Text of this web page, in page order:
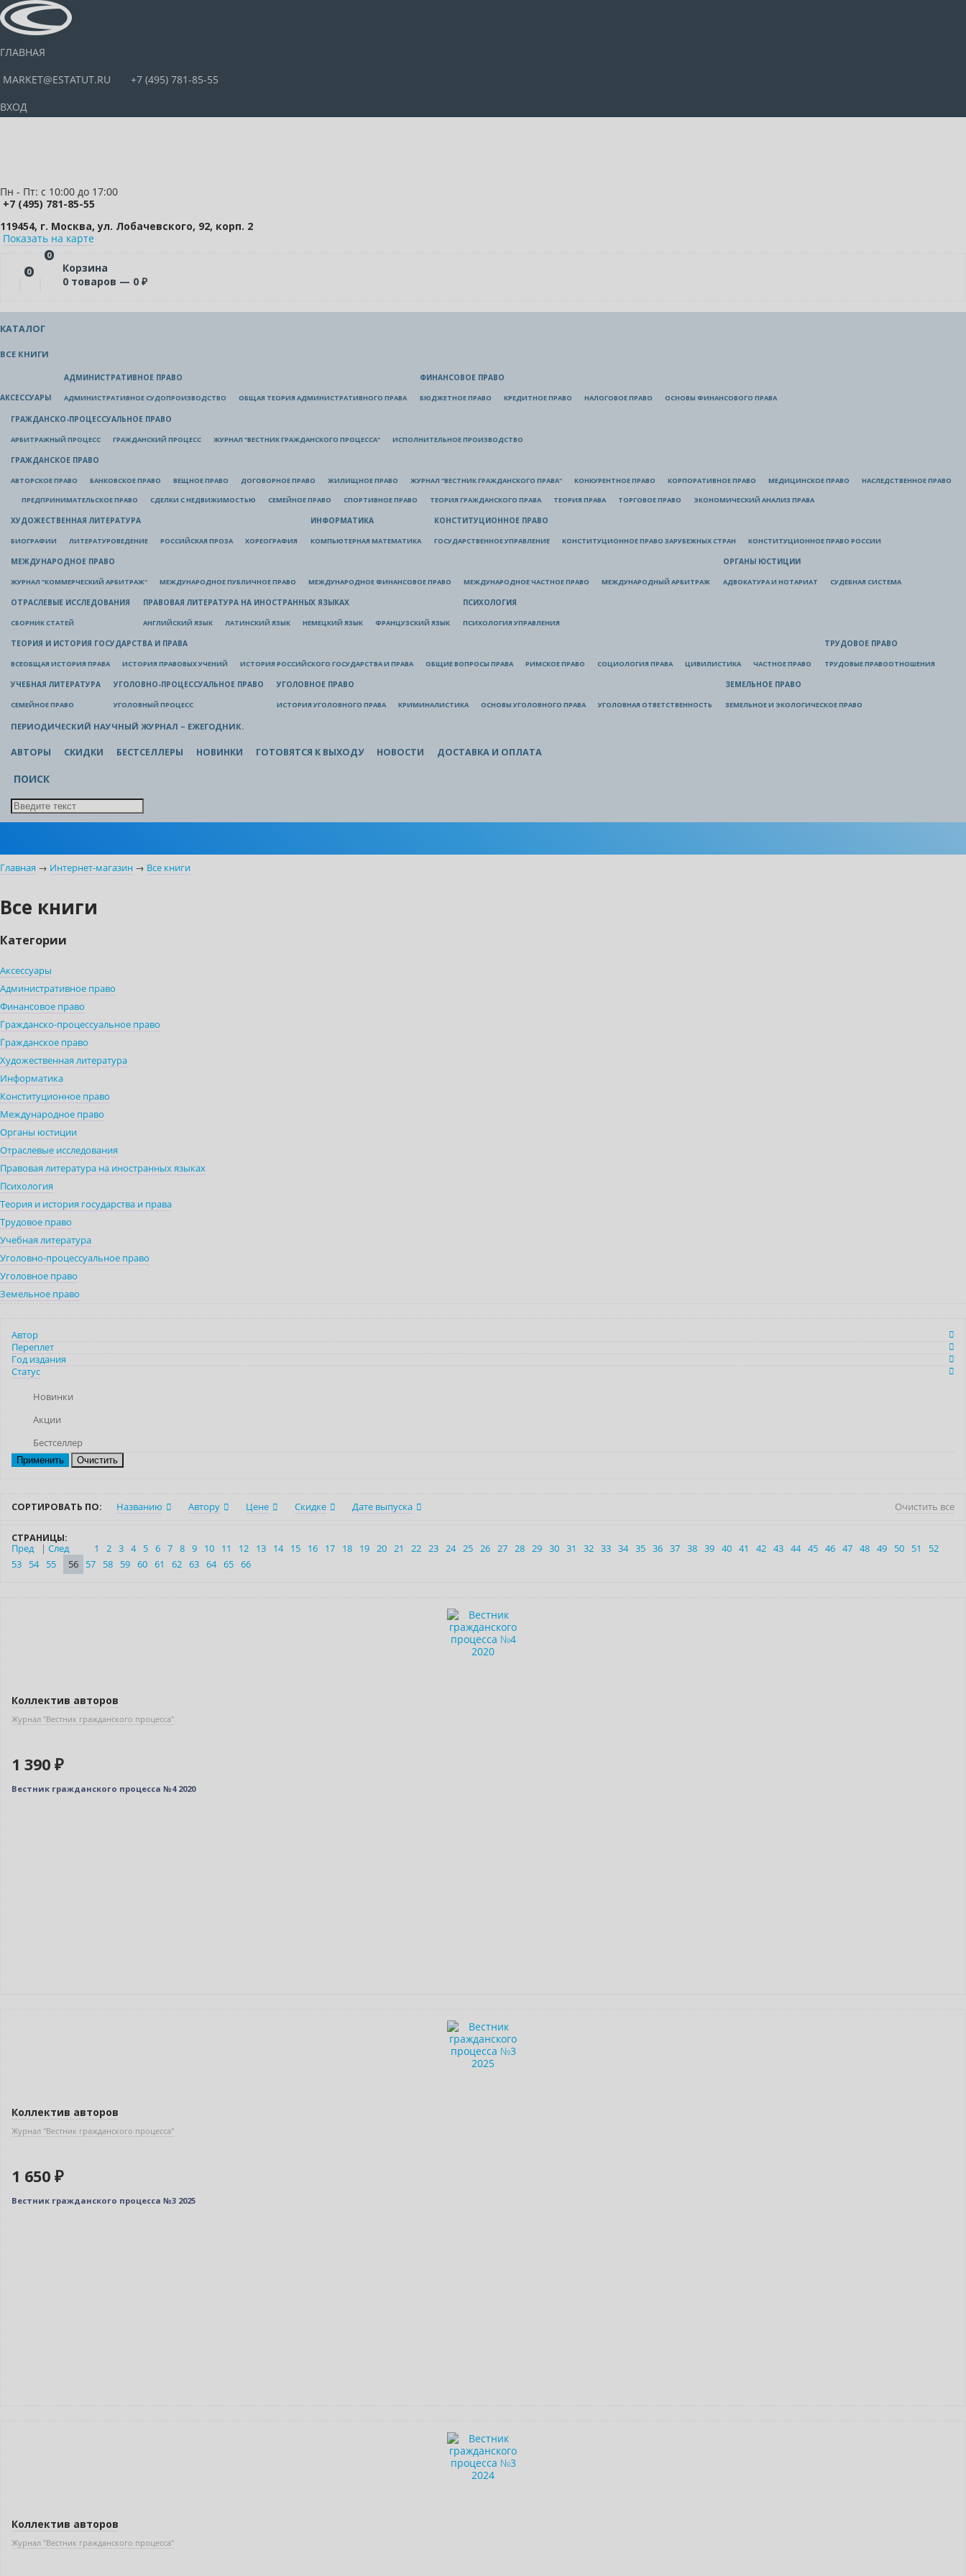
ГЛАВНАЯ
MARKET@ESTATUT.RU
+7 (495) 781-85-55
ВХОД
Пн - Пт: с 10:00 до 17:00
+7 (495) 781-85-55
119454, г. Москва, ул. Лобачевского, 92, корп. 2
Показать на карте
0
0
Корзина
0 товаров — 0 ₽
КАТАЛОГ
ВСЕ КНИГИ
АКСЕССУАРЫ
АДМИНИСТРАТИВНОЕ ПРАВО
АДМИНИСТРАТИВНОЕ СУДОПРОИЗВОДСТВО ОБЩАЯ ТЕОРИЯ АДМИНИСТРАТИВНОГО ПРАВА
ФИНАНСОВОЕ ПРАВО
БЮДЖЕТНОЕ ПРАВО КРЕДИТНОЕ ПРАВО НАЛОГОВОЕ ПРАВО ОСНОВЫ ФИНАНСОВОГО ПРАВА
ГРАЖДАНСКО-ПРОЦЕССУАЛЬНОЕ ПРАВО
АРБИТРАЖНЫЙ ПРОЦЕСС ГРАЖДАНСКИЙ ПРОЦЕСС ЖУРНАЛ "ВЕСТНИК ГРАЖДАНСКОГО ПРОЦЕССА" ИСПОЛНИТЕЛЬНОЕ ПРОИЗВОДСТВО
ГРАЖДАНСКОЕ ПРАВО
АВТОРСКОЕ ПРАВО БАНКОВСКОЕ ПРАВО ВЕЩНОЕ ПРАВО ДОГОВОРНОЕ ПРАВО ЖИЛИЩНОЕ ПРАВО ЖУРНАЛ "ВЕСТНИК ГРАЖДАНСКОГО ПРАВА" КОНКУРЕНТНОЕ ПРАВО КОРПОРАТИВНОЕ ПРАВО МЕДИЦИНСКОЕ ПРАВО НАСЛЕДСТВЕННОЕ ПРАВО
ПРЕДПРИНИМАТЕЛЬСКОЕ ПРАВО СДЕЛКИ С НЕДВИЖИМОСТЬЮ СЕМЕЙНОЕ ПРАВО СПОРТИВНОЕ ПРАВО ТЕОРИЯ ГРАЖДАНСКОГО ПРАВА ТЕОРИЯ ПРАВА ТОРГОВОЕ ПРАВО ЭКОНОМИЧЕСКИЙ АНАЛИЗ ПРАВА
ХУДОЖЕСТВЕННАЯ ЛИТЕРАТУРА
БИОГРАФИИ ЛИТЕРАТУРОВЕДЕНИЕ РОССИЙСКАЯ ПРОЗА ХОРЕОГРАФИЯ
ИНФОРМАТИКА
КОМПЬЮТЕРНАЯ МАТЕМАТИКА
КОНСТИТУЦИОННОЕ ПРАВО
ГОСУДАРСТВЕННОЕ УПРАВЛЕНИЕ КОНСТИТУЦИОННОЕ ПРАВО ЗАРУБЕЖНЫХ СТРАН КОНСТИТУЦИОННОЕ ПРАВО РОССИИ
МЕЖДУНАРОДНОЕ ПРАВО
ЖУРНАЛ "КОММЕРЧЕСКИЙ АРБИТРАЖ" МЕЖДУНАРОДНОЕ ПУБЛИЧНОЕ ПРАВО МЕЖДУНАРОДНОЕ ФИНАНСОВОЕ ПРАВО МЕЖДУНАРОДНОЕ ЧАСТНОЕ ПРАВО МЕЖДУНАРОДНЫЙ АРБИТРАЖ
ОРГАНЫ ЮСТИЦИИ
АДВОКАТУРА И НОТАРИАТ СУДЕБНАЯ СИСТЕМА
ОТРАСЛЕВЫЕ ИССЛЕДОВАНИЯ
СБОРНИК СТАТЕЙ
ПРАВОВАЯ ЛИТЕРАТУРА НА ИНОСТРАННЫХ ЯЗЫКАХ
АНГЛИЙСКИЙ ЯЗЫК ЛАТИНСКИЙ ЯЗЫК НЕМЕЦКИЙ ЯЗЫК ФРАНЦУЗСКИЙ ЯЗЫК
ПСИХОЛОГИЯ
ПСИХОЛОГИЯ УПРАВЛЕНИЯ
ТЕОРИЯ И ИСТОРИЯ ГОСУДАРСТВА И ПРАВА
ВСЕОБЩАЯ ИСТОРИЯ ПРАВА ИСТОРИЯ ПРАВОВЫХ УЧЕНИЙ ИСТОРИЯ РОССИЙСКОГО ГОСУДАРСТВА И ПРАВА ОБЩИЕ ВОПРОСЫ ПРАВА РИМСКОЕ ПРАВО СОЦИОЛОГИЯ ПРАВА ЦИВИЛИСТИКА ЧАСТНОЕ ПРАВО
ТРУДОВОЕ ПРАВО
ТРУДОВЫЕ ПРАВООТНОШЕНИЯ
УЧЕБНАЯ ЛИТЕРАТУРА
СЕМЕЙНОЕ ПРАВО
УГОЛОВНО-ПРОЦЕССУАЛЬНОЕ ПРАВО
УГОЛОВНЫЙ ПРОЦЕСС
УГОЛОВНОЕ ПРАВО
ИСТОРИЯ УГОЛОВНОГО ПРАВА КРИМИНАЛИСТИКА ОСНОВЫ УГОЛОВНОГО ПРАВА УГОЛОВНАЯ ОТВЕТСТВЕННОСТЬ
ЗЕМЕЛЬНОЕ ПРАВО
ЗЕМЕЛЬНОЕ И ЭКОЛОГИЧЕСКОЕ ПРАВО
ПЕРИОДИЧЕСКИЙ НАУЧНЫЙ ЖУРНАЛ – ЕЖЕГОДНИК.
АВТОРЫ СКИДКИ БЕСТСЕЛЛЕРЫ НОВИНКИ ГОТОВЯТСЯ К ВЫХОДУ НОВОСТИ ДОСТАВКА И ОПЛАТА
ПОИСК
Главная → Интернет-магазин → Все книги
Все книги
Категории
Аксессуары
Административное право
Финансовое право
Гражданско-процессуальное право
Гражданское право
Художественная литература
Информатика
Конституционное право
Международное право
Органы юстиции
Отраслевые исследования
Правовая литература на иностранных языках
Психология
Теория и история государства и права
Трудовое право
Учебная литература
Уголовно-процессуальное право
Уголовное право
Земельное право
Автор
Переплет
Год издания
Статус
Новинки
Акции
Бестселлер
Очистить
СОРТИРОВАТЬ ПО: Названию Автору Цене Скидке Дате выпуска Очистить все
СТРАНИЦЫ:
Пред
| След 1 2 3 4 5 6 7 8 9 10 11 12 13 14 15 16 17 18 19 20 21 22 23 24 25 26 27 28 29 30 31 32 33 34 35 36 37 38 39 40 41 42 43 44 45 46 47 48 49 50 51
52
53
54 55 56 57 58 59 60 61 62 63 64 65 66
Коллектив авторов
Журнал "Вестник гражданского процесса"
1 390 ₽
Вестник гражданского процесса №4 2020
Коллектив авторов
Журнал "Вестник гражданского процесса"
1 650 ₽
Вестник гражданского процесса №3 2025
Коллектив авторов
Журнал "Вестник гражданского процесса"